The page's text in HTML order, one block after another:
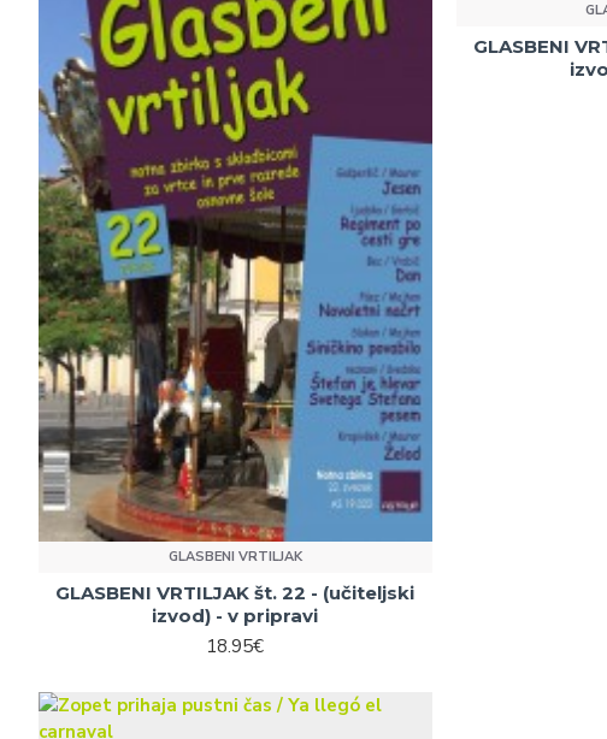
GLASBENI VRTILJAK
GLASBENI VRTILJAK št. 22 - (učiteljski
izvod) - v pripravi
18.95€
GLASBENI